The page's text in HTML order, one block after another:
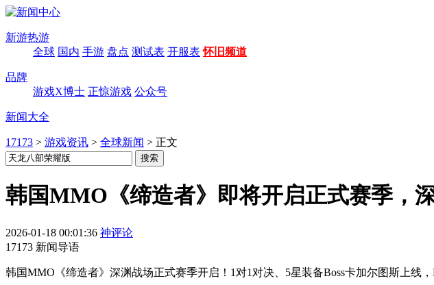
新游热游
全球 国内 手游 盘点 测试表 开服表 怀旧频道
品牌
游戏X博士 正惊游戏 公众号
新闻大全
17173 > 游戏资讯 > 全球新闻 > 正文
韩国MMO《缔造者》即将开启正式赛季，
2026-01-18 00:01:36 神评论
17173 新闻导语
韩国MMO《缔造者》深渊战场正式赛季开启！1对1对决、5星装备Boss卡加尔图斯上线